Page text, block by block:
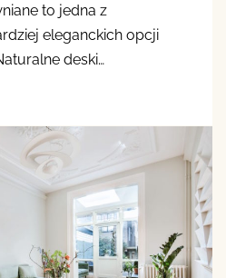
to jedna z
eleganckich opcji
deski…